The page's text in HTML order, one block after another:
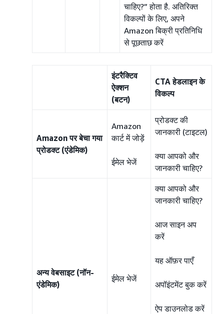
चाहिए?” होता है. अतिरिक्त
विकल्पों के लिए, अपने
Amazon बिक्री प्रतिनिधि
से पूछताछ करें
इंटरैक्टिव
ऐक्शन
(बटन)
CTA हेडलाइन के
विकल्प
Amazon पर बेचा गया
प्रोडक्ट (एंडेमिक)
Amazon
कार्ट में जोड़ें
ईमेल भेजें
प्रोडक्ट की
जानकारी (टाइटल)
क्या आपको और
जानकारी चाहिए?
अन्य वेबसाइट (नॉन-
एंडेमिक)
ईमेल भेजें
क्या आपको और
जानकारी चाहिए?
आज साइन अप
करें
यह ऑफ़र पाएँ
अपॉइंटमेंट बुक करें
ऐप डाउनलोड करें